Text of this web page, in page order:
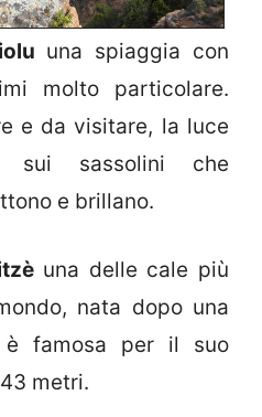
una spiaggia con
molto particolare.
e da visitare, la luce
sassolini che
e brillano.
una delle cale più
nata dopo una
famosa per il suo
metri.